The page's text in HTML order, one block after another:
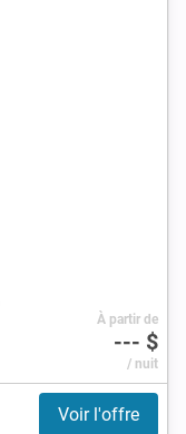
À partir de
--- $
/ nuit
Voir l'offre